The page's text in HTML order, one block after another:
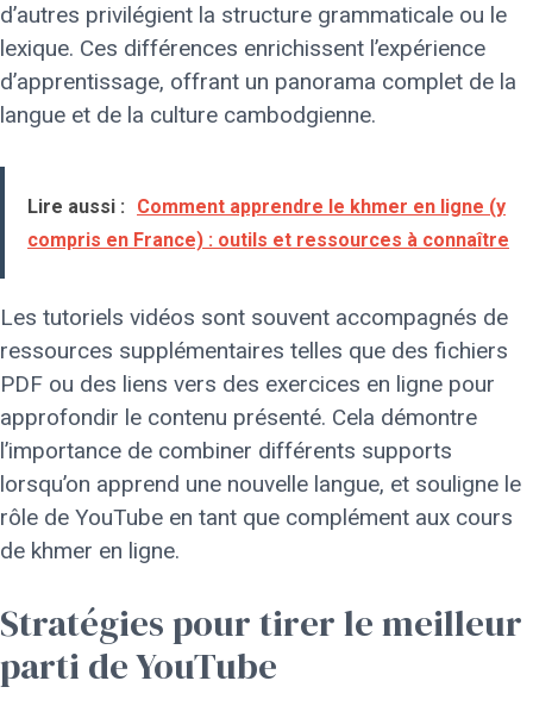
d’autres privilégient la structure grammaticale ou le
lexique. Ces différences enrichissent l’expérience
d’apprentissage, offrant un panorama complet de la
langue et de la culture cambodgienne.
Lire aussi :
Comment apprendre le khmer en ligne (y
compris en France) : outils et ressources à connaître
Les tutoriels vidéos sont souvent accompagnés de
ressources supplémentaires telles que des fichiers
PDF ou des liens vers des exercices en ligne pour
approfondir le contenu présenté. Cela démontre
l’importance de combiner différents supports
lorsqu’on apprend une nouvelle langue, et souligne le
rôle de YouTube en tant que complément aux cours
de khmer en ligne.
Stratégies pour tirer le meilleur
parti de YouTube